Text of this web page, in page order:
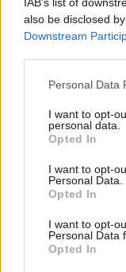
also be disclosed
Downstream
Please note that
not limited to your
grant or deny
use your data for
consent section.
Personal Data
I want to opt-
personal data.
Opted In
I want to opt-
Personal Data.
Opted In
I want to opt-
Personal Data
Opted In
ΕΛΛΆΔΑ
Marfin: Έφτασε
ΑΝΑΡΤΗΘΗΚΕ ΑΠΟΆΛΚΗΣΤΗ